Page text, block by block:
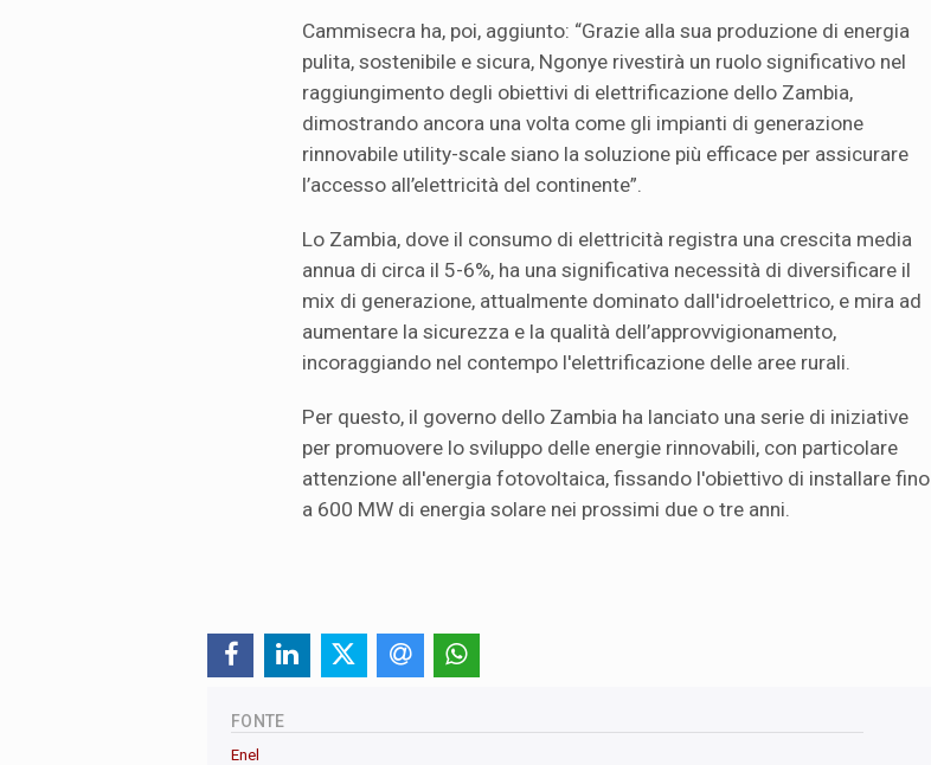
Cammisecra ha, poi, aggiunto: “Grazie alla sua produzione di energia
pulita, sostenibile e sicura, Ngonye rivestirà un ruolo significativo nel
raggiungimento degli obiettivi di elettrificazione dello Zambia,
dimostrando ancora una volta come gli impianti di generazione
rinnovabile utility-scale siano la soluzione più efficace per assicurare
l’accesso all’elettricità del continente”.
Lo Zambia, dove il consumo di elettricità registra una crescita media
annua di circa il 5-6%, ha una significativa necessità di diversificare il
mix di generazione, attualmente dominato dall'idroelettrico, e mira ad
aumentare la sicurezza e la qualità dell’approvvigionamento,
incoraggiando nel contempo l'elettrificazione delle aree rurali.
Per questo, il governo dello Zambia ha lanciato una serie di iniziative
per promuovere lo sviluppo delle energie rinnovabili, con particolare
attenzione all'energia fotovoltaica, fissando l'obiettivo di installare fino
a 600 MW di energia solare nei prossimi due o tre anni.
FONTE
Enel